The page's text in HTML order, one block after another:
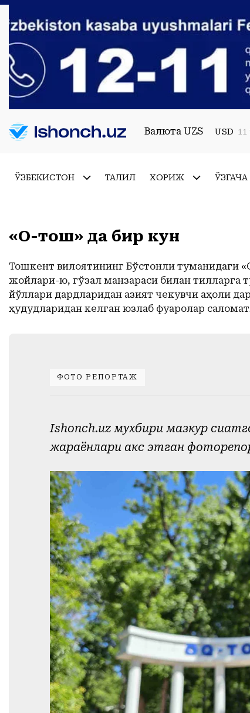
Валюта UZS USD 11
ЎЗБЕКИСТОН ТАҲЛИЛ ХОРИЖ ЎЗГАЧА
«Оқ-тош» да бир кун
Тошкент вилоятининг Бўстонлиқ туманидаги
жойлари-ю, гўзал манзараси билан тилларга
йўллари дардларидан азият чекувчи аҳоли
ҳудудларидан келган юзлаб фуқаролар
ФОТО РЕПОРТАЖ
Ishonch.uz мухбири мазкур
жараёнлари акс этган